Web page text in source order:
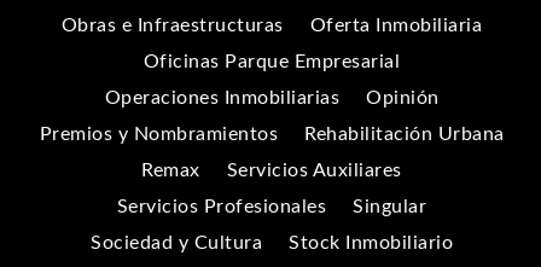
Obras e Infraestructuras
Oferta Inmobiliaria
Oficinas Parque Empresarial
Operaciones Inmobiliarias
Opinión
Premios y Nombramientos
Rehabilitación Urbana
Remax
Servicios Auxiliares
Servicios Profesionales
Singular
Sociedad y Cultura
Stock Inmobiliario